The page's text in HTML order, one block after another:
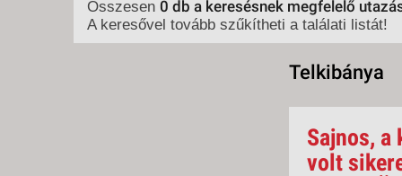
Összesen 0 db a keresésnek megfelelő
A keresővel tovább szűkítheti a találati listát!
Telkibánya
Sajnos, a
volt